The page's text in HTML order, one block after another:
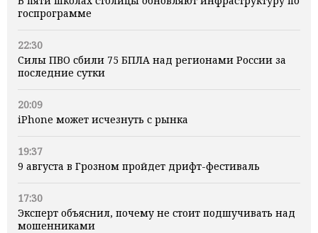
госпрограмме
22:30
Силы ПВО сбили 75 БПЛА над регионами России за
последние сутки
20:09
iPhone может исчезнуть с рынка
19:37
9 августа в Грозном пройдет дрифт-фестиваль
17:30
Эксперт объяснил, почему не стоит подшучивать над
мошенниками